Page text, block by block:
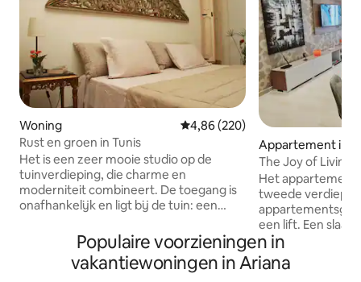
Woning Gemiddelde beoordeling van
4,86 (220)
Rust en groen in Tunis
Het is een zeer mooie studio op de
tuinverdieping, die charme en
moderniteit combineert. De toegang is
onafhankelijk en ligt bij de tuin: een
paar meter van winkels en restaurants,
in het woongebied van El Menzah.
Allerlei voorzieningen in de directe
Appartement in
The Joy of Living
parking(Ennasr)
Het appartement
tweede
een lift. Een
woonkamer, een
badkamer, een badkamer.
scherm in de
Populaire voorzieningen in
vakantiewoningen in Ariana